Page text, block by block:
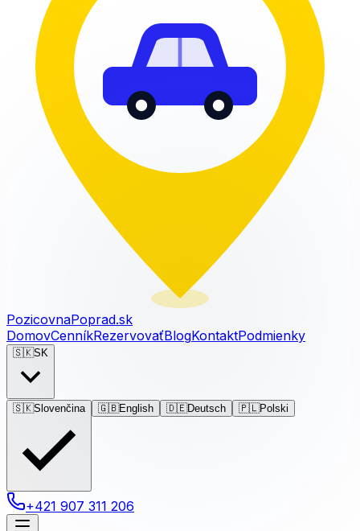
PozicovnaPoprad.sk
DomovCenníkRezervovaťBlogKontaktPodmienky
🇸🇰SK
🇸🇰Slovenčina 🇬🇧English 🇩🇪Deutsch 🇵🇱Polski
+421 907 311 206